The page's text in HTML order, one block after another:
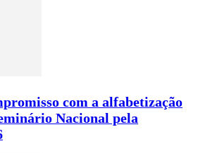
com a alfabetização
Nacional pela